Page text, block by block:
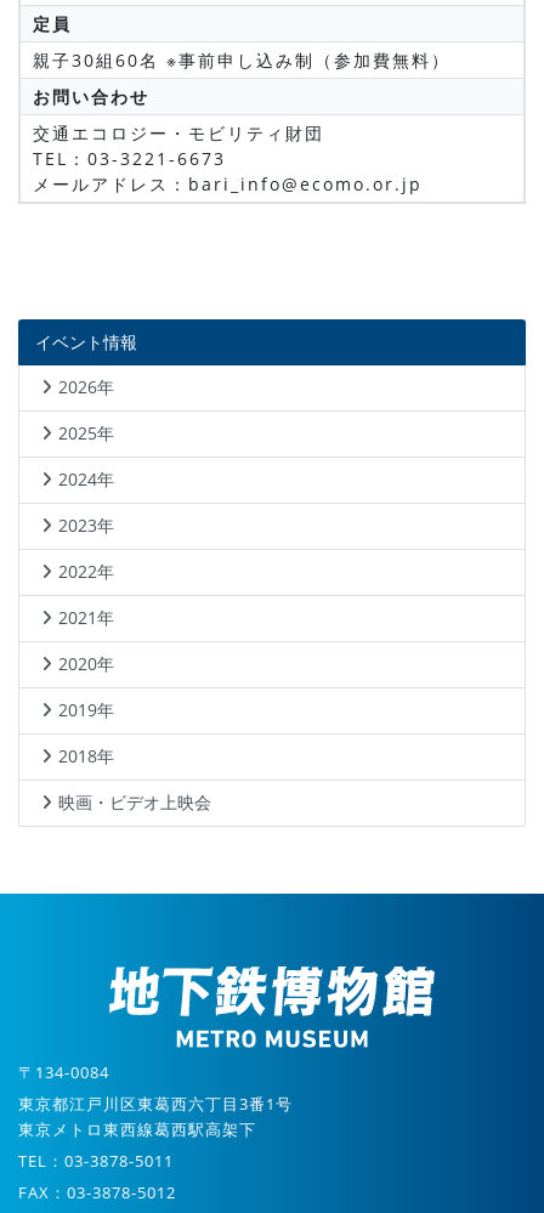
定員
親子30組60名 ※事前申し込み制（参加費無料）
お問い合わせ
交通エコロジー・モビリティ財団
TEL：03-3221-6673
メールアドレス：bari_info@ecomo.or.jp
イベント情報
2026年
2025年
2024年
2023年
2022年
2021年
2020年
2019年
2018年
映画・ビデオ上映会
〒134-0084
東京都江戸川区東葛西六丁目3番1号
東京メトロ東西線葛西駅高架下
TEL：03-3878-5011
FAX：03-3878-5012